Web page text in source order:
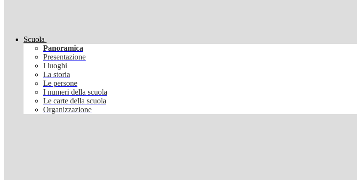
Scuola
Panoramica
Presentazione
I luoghi
La storia
Le persone
I numeri della scuola
Le carte della scuola
Organizzazione